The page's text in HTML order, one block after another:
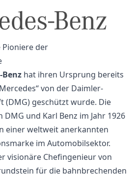
Pioniere der
Benz hat ihren Ursprung bereits
von der Daimler-
(DMG) geschützt wurde. Die
DMG und Karl Benz im Jahr 1926
einer weltweit anerkannten
im Automobilsektor.
visionäre Chefingenieur von
für die bahnbrechenden